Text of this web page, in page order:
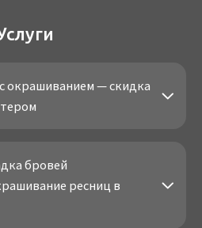
окрашиванием — скидка
бровей
ресниц в